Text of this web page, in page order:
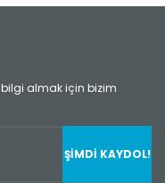
bilgi almak için bizim
ŞİMDİ KAYDOL!